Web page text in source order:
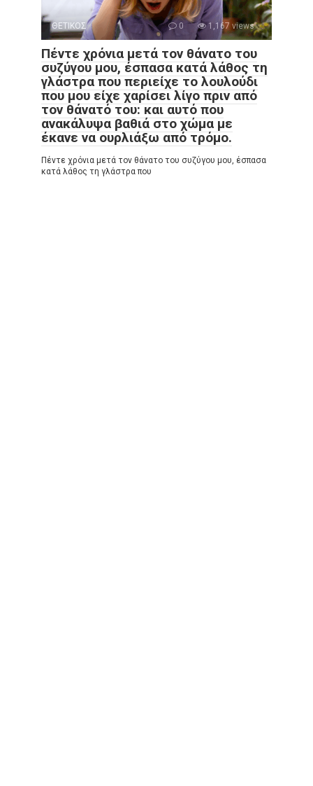
ΘΕΤΙΚΟΣ 0 1,167 views
Πέντε χρόνια μετά τον θάνατο του
συζύγου μου, έσπασα κατά λάθος τη
γλάστρα που περιείχε το λουλούδι
που μου είχε χαρίσει λίγο πριν από
τον θάνατό του: και αυτό που
ανακάλυψα βαθιά στο χώμα με
έκανε να ουρλιάξω από τρόμο.
Πέντε χρόνια μετά τον θάνατο του συζύγου μου, έσπασα
κατά λάθος τη γλάστρα που